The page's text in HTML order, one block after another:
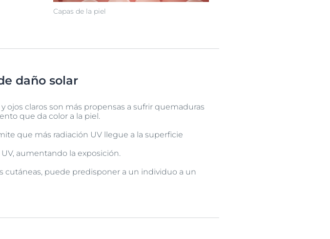
Capas de la piel
daño solar
ojos claros son más propensas a sufrir quemaduras
que da color a la piel.
que más radiación UV llegue a la superficie
aumentando la exposición.
cutáneas, puede predisponer a un individuo a un